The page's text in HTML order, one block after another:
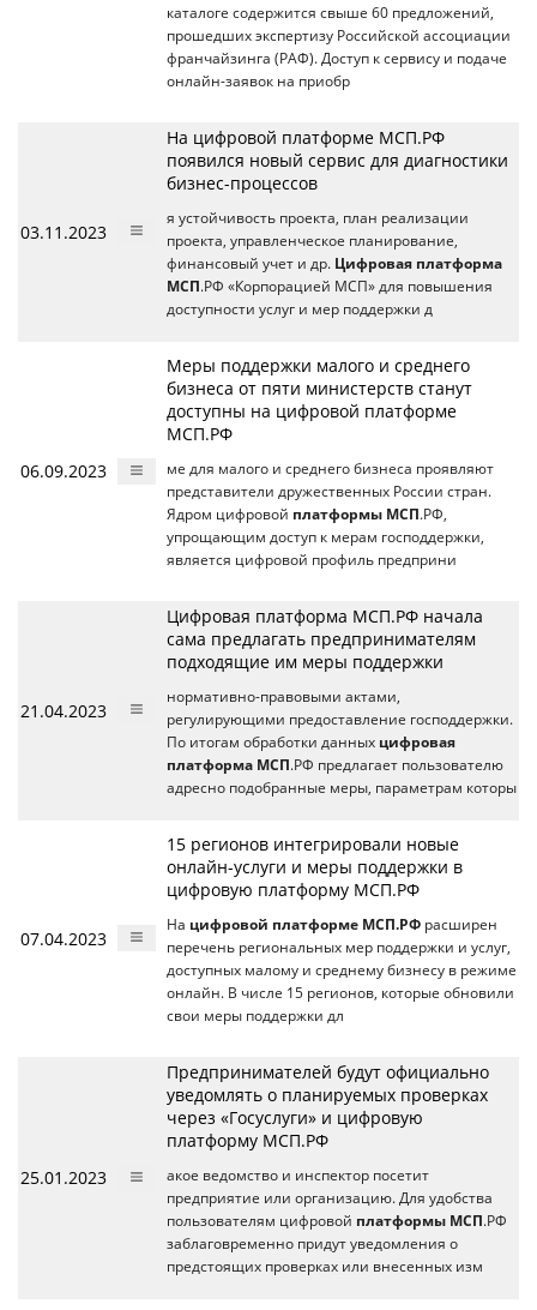
каталоге содержится свыше 60 предложений,
прошедших экспертизу Российской ассоциации
франчайзинга (РАФ). Доступ к сервису и подаче
онлайн-заявок на приобр
03.11.2023
На цифровой платформе МСП.РФ
появился новый сервис для диагностики
бизнес-процессов
я устойчивость проекта, план реализации
проекта, управленческое планирование,
финансовый учет и др. Цифровая платформа
МСП.РФ «Корпорацией МСП» для повышения
доступности услуг и мер поддержки д
06.09.2023
Меры поддержки малого и среднего
бизнеса от пяти министерств станут
доступны на цифровой платформе
МСП.РФ
ме для малого и среднего бизнеса проявляют
представители дружественных России стран.
Ядром цифровой платформы МСП.РФ,
упрощающим доступ к мерам господдержки,
является цифровой профиль предприни
21.04.2023
Цифровая платформа МСП.РФ начала
сама предлагать предпринимателям
подходящие им меры поддержки
нормативно-правовыми актами,
регулирующими предоставление господдержки.
По итогам обработки данных цифровая
платформа МСП.РФ предлагает пользователю
адресно подобранные меры, параметрам которы
07.04.2023
15 регионов интегрировали новые
онлайн-услуги и меры поддержки в
цифровую платформу МСП.РФ
На цифровой платформе МСП.РФ расширен
перечень региональных мер поддержки и услуг,
доступных малому и среднему бизнесу в режиме
онлайн. В числе 15 регионов, которые обновили
свои меры поддержки дл
25.01.2023
Предпринимателей будут официально
уведомлять о планируемых проверках
через «Госуслуги» и цифровую
платформу МСП.РФ
акое ведомство и инспектор посетит
предприятие или организацию. Для удобства
пользователям цифровой платформы МСП.РФ
заблаговременно придут уведомления о
предстоящих проверках или внесенных изм